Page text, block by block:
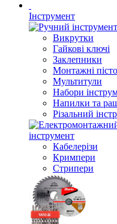
Інструмент
Викрутки
Гайкові ключі
Заклепники
Монтажні
Мультитули
Набори
Напилки та
Різальний
інструмент
Кабелерізи
Кримпери
Стрипери